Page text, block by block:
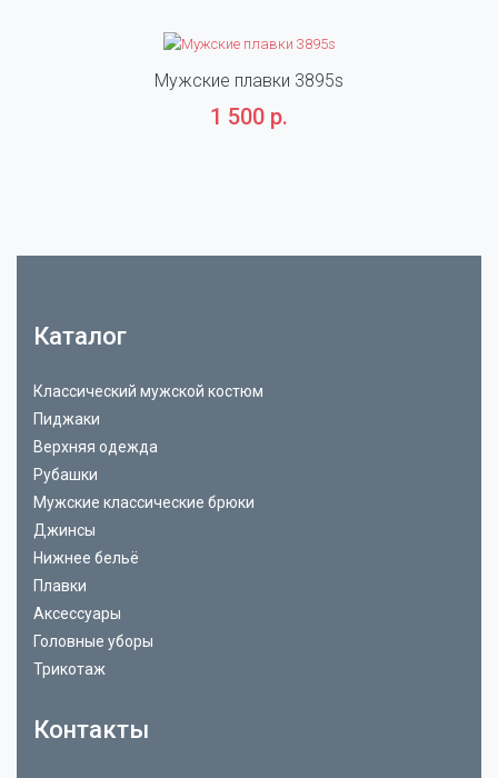
Мужские плавки 3895s
1 500 р.
Каталог
Классический мужской костюм
Пиджаки
Верхняя одежда
Рубашки
Мужские классические брюки
Джинсы
Нижнее бельё
Плавки
Аксессуары
Головные уборы
Трикотаж
Контакты